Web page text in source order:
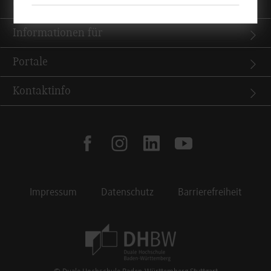
Quicklinks
Informationen für
Portale
Kontaktinfo
facebookinstagramlinkedinyoutube
Impressum Datenschutz Barrierefreiheit